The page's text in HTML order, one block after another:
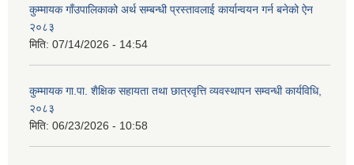
कुम्मायक गाँउपालिकाको अर्थ सम्बन्धी प्रस्तावलाई कार्यान्वयन गर्न बनेको ऐन
२०८३
मिति: 07/14/2026 - 14:54
कुम्मायक गा.पा. शैक्षिक सहायता तथा छात्रवृत्ति व्यवस्थापन सम्वन्धी कार्यविधि,
२०८३
मिति: 06/23/2026 - 10:58